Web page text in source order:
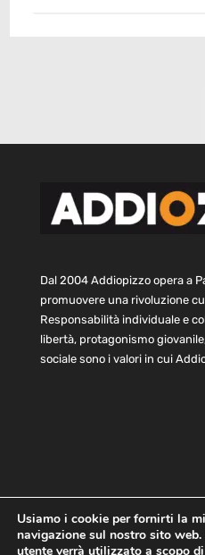
Dal 2004 Addiopizzo opera a
promuovere una rivoluzione
Responsabilità individuale e
libertà, protagonismo
sociale sono i valori in cui
Home Statuto e
Usiamo i cookie per fornirti la
navigazione sul nostro sito
utente verrà utilizzato a scopo